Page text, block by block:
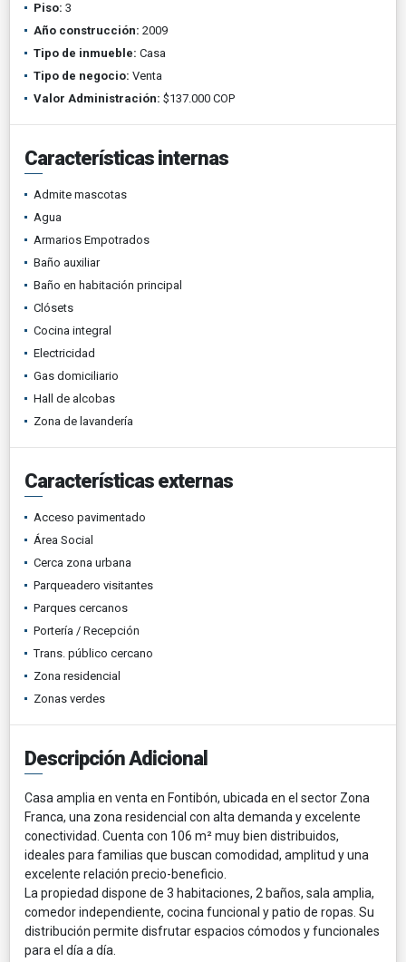
Piso: 3
Año construcción: 2009
Tipo de inmueble: Casa
Tipo de negocio: Venta
Valor Administración: $137.000 COP
Características internas
Admite mascotas
Agua
Armarios Empotrados
Baño auxiliar
Baño en habitación principal
Clósets
Cocina integral
Electricidad
Gas domiciliario
Hall de alcobas
Zona de lavandería
Características externas
Acceso pavimentado
Área Social
Cerca zona urbana
Parqueadero visitantes
Parques cercanos
Portería / Recepción
Trans. público cercano
Zona residencial
Zonas verdes
Descripción Adicional
Casa amplia en venta en Fontibón, ubicada en el sector Zona
Franca, una zona residencial con alta demanda y excelente
conectividad. Cuenta con 106 m² muy bien distribuidos,
ideales para familias que buscan comodidad, amplitud y una
excelente relación precio-beneficio.
La propiedad dispone de 3 habitaciones, 2 baños, sala amplia,
comedor independiente, cocina funcional y patio de ropas. Su
distribución permite disfrutar espacios cómodos y funcionales
para el día a día.